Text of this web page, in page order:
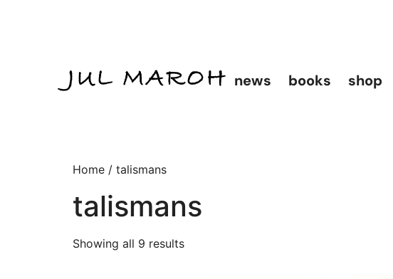
news books shop
Home / talismans
talismans
Showing all 9 results